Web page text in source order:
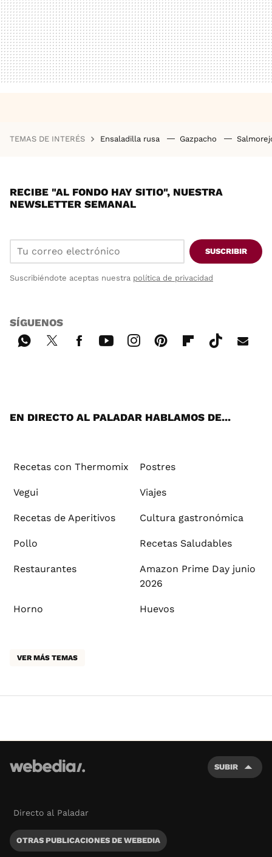
TEMAS DE INTERÉS Ensaladilla rusa Gazpacho
RECIBE "AL FONDO HAY SITIO", NUESTRA
NEWSLETTER SEMANAL
SUSCRIBIR
Suscribiéndote aceptas nuestra política de privacidad
SÍGUENOS
EN DIRECTO AL PALADAR HABLAMOS DE...
Recetas con Thermomix Postres
Vegui Viajes
Recetas de Aperitivos Cultura gastronómica
Pollo Recetas Saludables
Restaurantes
Amazon Prime Day junio
2026
Horno Huevos
VER MÁS TEMAS
SUBIR
Directo al Paladar
OTRAS PUBLICACIONES DE WEBEDIA